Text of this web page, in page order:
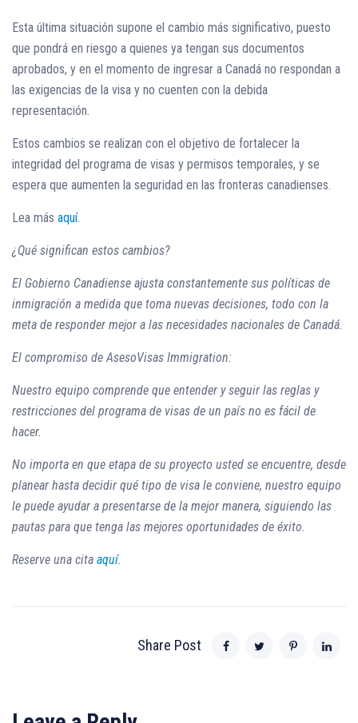
Esta última situación supone el cambio más significativo, puesto
que pondrá en riesgo a quienes ya tengan sus documentos
aprobados, y en el momento de ingresar a Canadá no respondan a
las exigencias de la visa y no cuenten con la debida
representación.
Estos cambios se realizan con el objetivo de fortalecer la
integridad del programa de visas y permisos temporales, y se
espera que aumenten la seguridad en las fronteras canadienses.
Lea más aquí.
¿Qué significan estos cambios?
El Gobierno Canadiense ajusta constantemente sus políticas de
inmigración a medida que toma nuevas decisiones, todo con la
meta de responder mejor a las necesidades nacionales de Canadá.
El compromiso de AsesoVisas Immigration:
Nuestro equipo comprende que entender y seguir las reglas y
restricciones del programa de visas de un país no es fácil de
hacer.
No importa en que etapa de su proyecto usted se encuentre, desde
planear hasta decidir qué tipo de visa le conviene, nuestro equipo
le puede ayudar a presentarse de la mejor manera, siguiendo las
pautas para que tenga las mejores oportunidades de éxito.
Reserve una cita aquí.
Share Post